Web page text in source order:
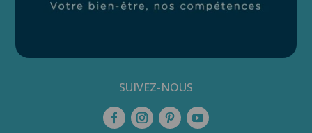
SUIVEZ-NOUS